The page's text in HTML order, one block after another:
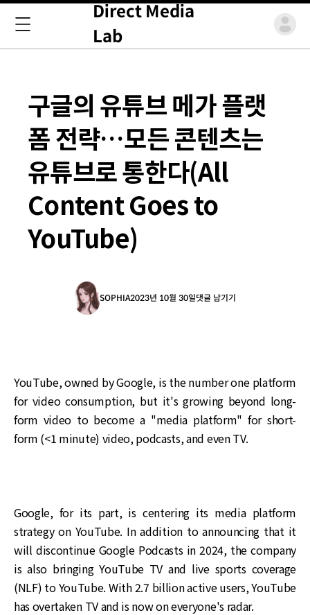
Direct Media
Lab
구글의 유튜브 메가 플랫
폼 전략…모든 콘텐츠는
유튜브로 통한다(All
Content Goes to
YouTube)
SOPHIA2023년 10월 30일댓글 남기기
YouTube, owned by Google, is the number one platform
for video consumption, but it's growing beyond long-
form video to become a "media platform" for short-
form (<1 minute) video, podcasts, and even TV.
Google, for its part, is centering its media platform
strategy on YouTube. In addition to announcing that it
will discontinue Google Podcasts in 2024, the company
is also bringing YouTube TV and live sports coverage
(NLF) to YouTube. With 2.7 billion active users, YouTube
has overtaken TV and is now on everyone's radar.